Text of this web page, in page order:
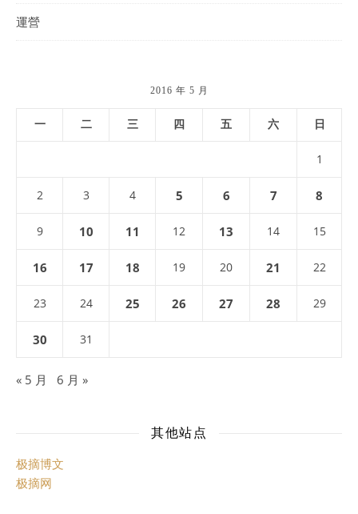
運營
2016 年 5 月
一 二 三 四 五 六 日
1
2 3 4 5 6 7 8
9 10 11 12 13 14 15
16 17 18 19 20 21 22
23 24 25 26 27 28 29
30 31
« 5 月 6 月 »
其他站点
极摘博文
极摘网